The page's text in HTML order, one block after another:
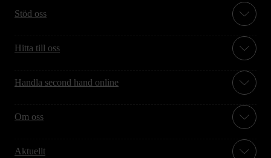
Stöd oss
Hitta till oss
Handla second hand online
Om oss
Aktuellt